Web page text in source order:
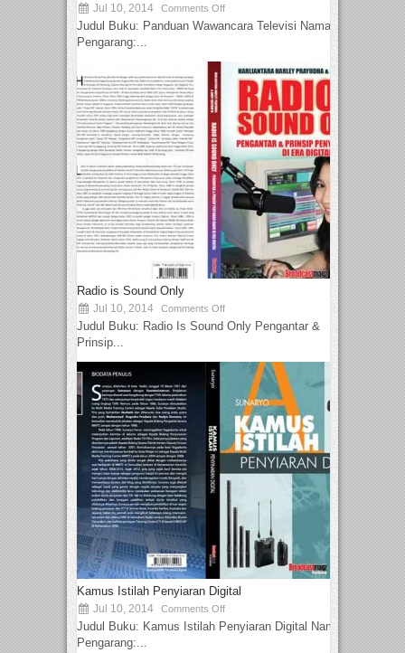
Jul 10, 2014 Comments Off
Judul Buku: Panduan Wawancara Televisi Nama
Pengarang:...
Radio is Sound Only
Jul 10, 2014 Comments Off
Judul Buku: Radio Is Sound Only Pengantar &
Prinsip...
Kamus Istilah Penyiaran Digital
Jul 10, 2014 Comments Off
Judul Buku: Kamus Istilah Penyiaran Digital Nama
Pengarang:...